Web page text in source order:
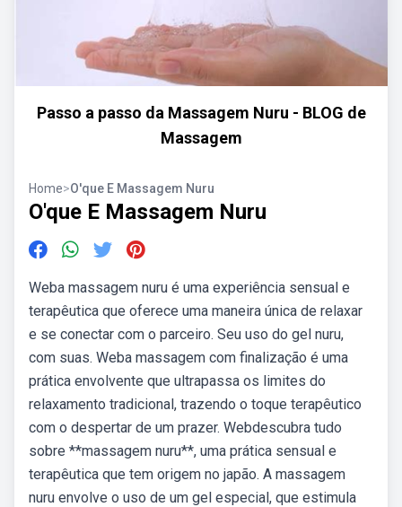
Passo a passo da Massagem Nuru - BLOG de
Massagem
Home>O'que E Massagem Nuru
O'que E Massagem Nuru
Weba massagem nuru é uma experiência sensual e
terapêutica que oferece uma maneira única de relaxar
e se conectar com o parceiro. Seu uso do gel nuru,
com suas. Weba massagem com finalização é uma
prática envolvente que ultrapassa os limites do
relaxamento tradicional, trazendo o toque terapêutico
com o despertar de um prazer. Webdescubra tudo
sobre **massagem nuru**, uma prática sensual e
terapêutica que tem origem no japão. A massagem
nuru envolve o uso de um gel especial, que estimula